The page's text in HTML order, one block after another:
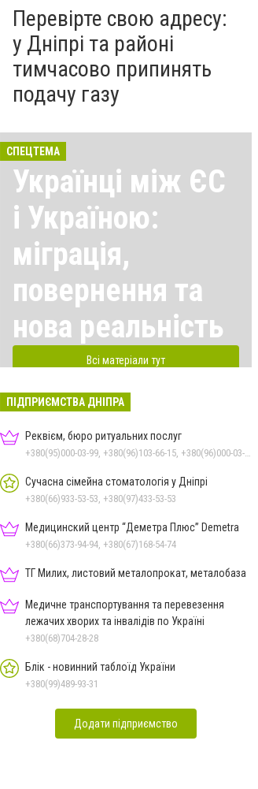
Перевірте свою адресу:
у Дніпрі та районі
тимчасово припинять
подачу газу
СПЕЦТЕМА
Українці між ЄС
і Україною:
міграція,
повернення та
нова реальність
Всі матеріали тут
ПІДПРИЄМСТВА ДНІПРА
Реквієм, бюро ритуальних послуг
Сучасна сімейна стоматологія у Дніпрі
+380(66)933-53-53, +380(97)433-53-53
Медицинский центр “Деметра Плюс” Demetra
+380(66)373-94-94, +380(67)168-54-74
ТГ Милих, листовий металопрокат, металобаза
Медичне транспортування та перевезення
лежачих хворих та інвалідів по Україні
+380(68)704-28-28
Блік - новинний таблоїд України
+380(99)489-93-31
Додати підприємство